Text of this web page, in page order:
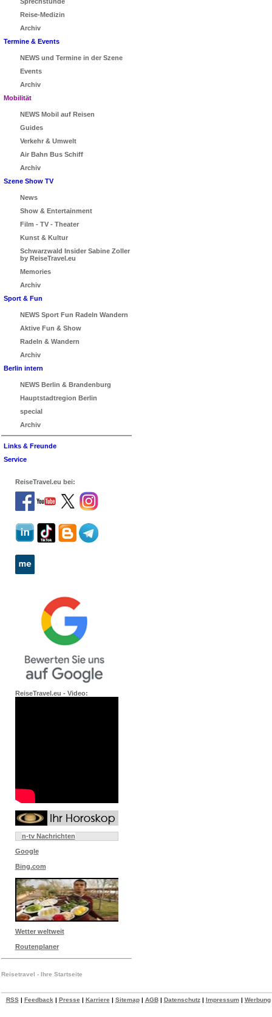
Reise-Medizin
Archiv
Termine & Events
NEWS und Termine in der Szene
Events
Archiv
Mobilität
NEWS Mobil auf Reisen
Guides
Verkehr & Umwelt
Air Bahn Bus Schiff
Archiv
Szene Show TV
News
Show & Entertainment
Film - TV - Theater
Kunst & Kultur
Schwarzwald Insider Sabine Zoller
by ReiseTravel.eu
Memories
Archiv
Sport & Fun
NEWS Sport Fun Radeln Wandern
Aktive Fun & Show
Radeln & Wandern
Archiv
Berlin intern
NEWS Berlin & Brandenburg
Hauptstadtregion Berlin
special
Archiv
Links & Freunde
Service
ReiseTravel.eu bei:
ReiseTravel.eu - Video:
n-tv Nachrichten
Google
Bing.com
Wetter weltweit
Routenplaner
Reisetravel - Ihre Startseite
RSS| Feedback | Presse | Karriere | Sitemap| AGB| Datenschutz| Impressum| Werbung